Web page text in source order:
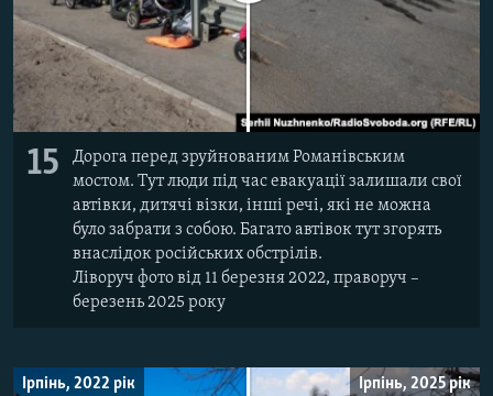
15
Дорога перед зруйнованим Романівським
мостом. Тут люди під час евакуації залишали свої
автівки, дитячі візки, інші речі, які не можна
було забрати з собою. Багато автівок тут згорять
внаслідок російських обстрілів.
Ліворуч фото від 11 березня 2022, праворуч –
березень 2025 року
Ірпінь, 2022 рік Ірпінь, 2025 рік